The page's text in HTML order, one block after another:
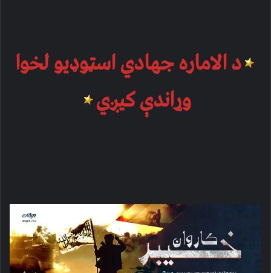
د الاماره جهادي اسټوډیو لخوا
وړاندې کیږي